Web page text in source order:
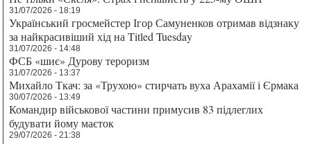
31/07/2026 - 18:19
Український гросмейстер Ігор Самуненков отримав відзнаку
за найкрасивіший хід на Titled Tuesday
31/07/2026 - 14:48
ФСБ «шиє» Дурову тероризм
31/07/2026 - 13:37
Михайло Ткач: за «Трухою» стирчать вуха Арахамії і Єрмака
30/07/2026 - 13:49
Командир військової частини примусив 83 підлеглих
будувати йому маєток
29/07/2026 - 21:38